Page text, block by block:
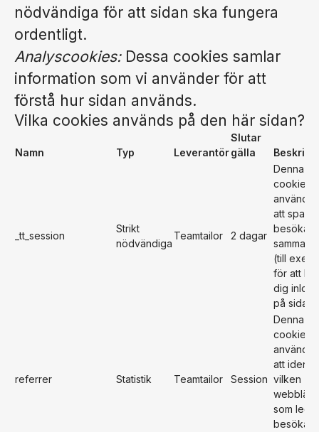
nödvändiga för att sidan ska fungera
ordentligt.
Analyscookies:Dessa cookies samlar
information som vi använder för att
förstå hur sidan används.
Vilka cookies används på den här sidan?
Namn Typ Leverantör
Slutar
gälla
_tt_session
Strikt
nödvändiga
Teamtailor 2 dagar
Denna
cookie
används
att spara
(till
för att
dig
på sidan).
referrer Statistik Teamtailor Session
Denna
cookie
används
att
vilken
webblänk
som